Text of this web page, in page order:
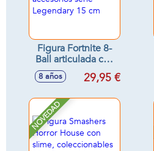
Figura Fortnite 8-
Ball articulada con
accesorios serie
Legendary 15 cm
8 años 29,95 €
NOVEDAD